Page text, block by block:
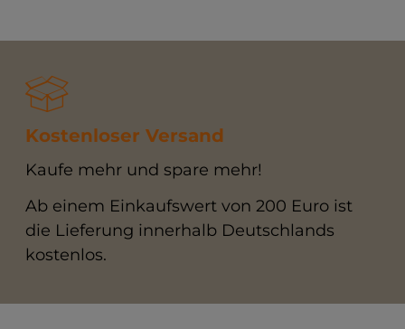
Kostenloser Versand
Kaufe mehr und spare mehr!
Ab einem Einkaufswert von 200 Euro ist
die Lieferung innerhalb Deutschlands
kostenlos.